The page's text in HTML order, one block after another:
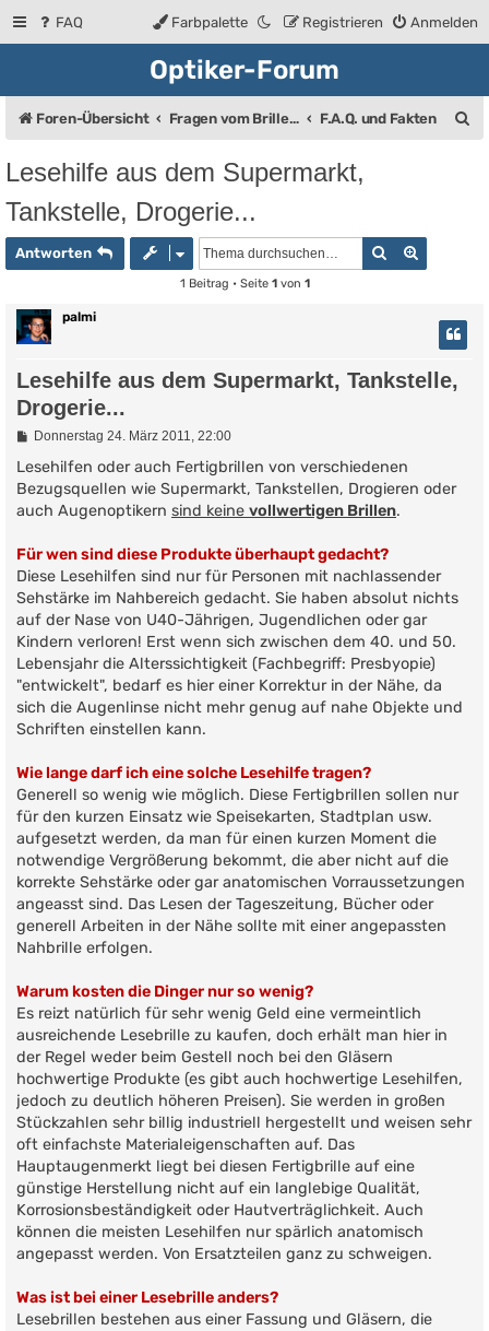
FAQ Anmelden
Registrieren
Farbpalette
Optiker-Forum
Foren-Übersicht Fragen vom Brillenträger an den Augenoptiker F.A.Q. und Fakten
Lesehilfe aus dem Supermarkt,
Tankstelle, Drogerie...
Antworten Suche
1 Beitrag • Seite 1von 1
palmi
Lesehilfe aus dem Supermarkt, Tankstelle,
Drogerie...
B
i
r
a
Donnerstag 24. März 2011, 22:00
Lesehilfen oder auch Fertigbrillen von verschiedenen
Bezugsquellen wie Supermarkt, Tankstellen, Drogieren oder
auch Augenoptikern sind keine vollwertigen Brillen.
Für wen sind diese Produkte überhaupt gedacht?
Diese Lesehilfen sind nur für Personen mit nachlassender
Sehstärke im Nahbereich gedacht. Sie haben absolut nichts
auf der Nase von U40-Jährigen, Jugendlichen oder gar
Kindern verloren! Erst wenn sich zwischen dem 40. und 50.
Lebensjahr die Alterssichtigkeit (Fachbegriff: Presbyopie)
"entwickelt", bedarf es hier einer Korrektur in der Nähe, da
sich die Augenlinse nicht mehr genug auf nahe Objekte und
Schriften einstellen kann.
Wie lange darf ich eine solche Lesehilfe tragen?
Generell so wenig wie möglich. Diese Fertigbrillen sollen nur
für den kurzen Einsatz wie Speisekarten, Stadtplan usw.
aufgesetzt werden, da man für einen kurzen Moment die
notwendige Vergrößerung bekommt, die aber nicht auf die
korrekte Sehstärke oder gar anatomischen Vorraussetzungen
angeasst sind. Das Lesen der Tageszeitung, Bücher oder
generell Arbeiten in der Nähe sollte mit einer angepassten
Nahbrille erfolgen.
Warum kosten die Dinger nur so wenig?
Es reizt natürlich für sehr wenig Geld eine vermeintlich
ausreichende Lesebrille zu kaufen, doch erhält man hier in
der Regel weder beim Gestell noch bei den Gläsern
hochwertige Produkte (es gibt auch hochwertige Lesehilfen,
jedoch zu deutlich höheren Preisen). Sie werden in großen
Stückzahlen sehr billig industriell hergestellt und weisen sehr
oft einfachste Materialeigenschaften auf. Das
Hauptaugenmerkt liegt bei diesen Fertigbrille auf eine
günstige Herstellung nicht auf ein langlebige Qualität,
Korrosionsbeständigkeit oder Hautverträglichkeit. Auch
können die meisten Lesehilfen nur spärlich anatomisch
angepasst werden. Von Ersatzteilen ganz zu schweigen.
Was ist bei einer Lesebrille anders?
Lesebrillen bestehen aus einer Fassung und Gläsern, die